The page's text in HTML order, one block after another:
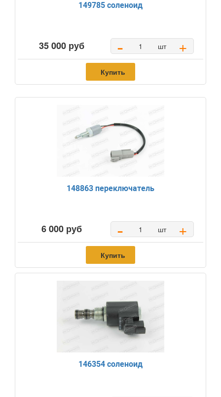
149785 соленоид
35 000 руб - шт +
Купить
148863 переключатель
6 000 руб - шт +
Купить
146354 соленоид